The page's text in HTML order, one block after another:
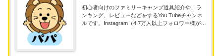
初心者向けのファミリーキャンプ道具紹介や、ラ
ンキング、レビューなどをするYou Tubeチャンネ
ルです。Instagram（4.7万人以上フォロワー様がい